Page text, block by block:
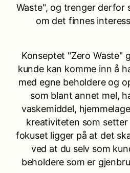
Waste", og trenger derfor
om det finnes
Konseptet "Zero Waste"
kunde kan komme inn å
med egne beholdere og
som blant annet mel,
vaskemiddel,
kreativiteten som
fokuset ligger på at det
ved at du selv som
beholdere som er